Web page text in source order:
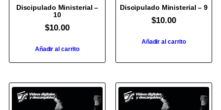
Discipulado Ministerial –
10
$10.00
Añadir al carrito
Discipulado Ministerial – 9
$10.00
Añadir al carrito